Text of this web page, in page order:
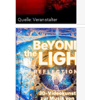
Quelle: Veranstalter